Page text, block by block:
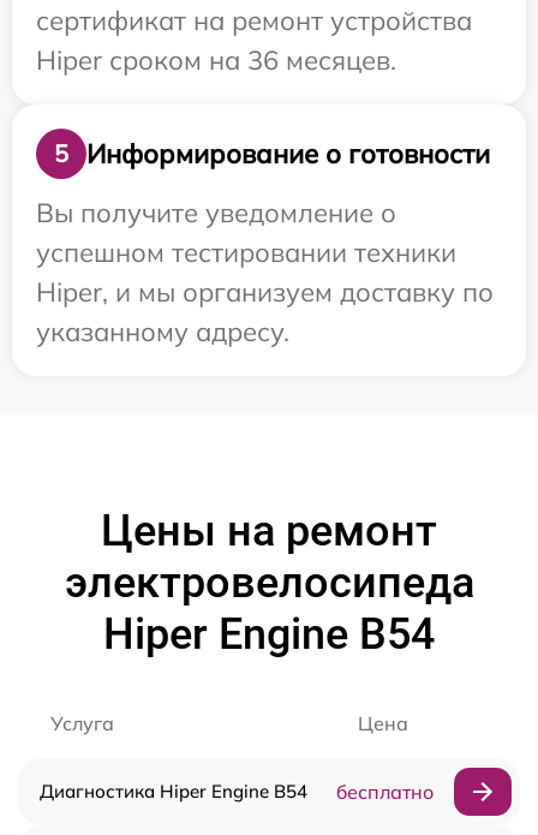
сертификат на ремонт устройства
Hiper сроком на 36 месяцев.
5
Информирование о готовности
Вы получите уведомление о
успешном тестировании техники
Hiper, и мы организуем доставку по
указанному адресу.
Цены на ремонт
электровелосипеда
Hiper Engine B54
Услуга Цена
Диагностика Hiper Engine B54 бесплатно